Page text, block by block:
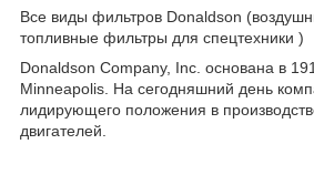
Все виды фильтров Donaldson
топливные фильтры для спецтехники )
Donaldson Company, Inc. основана в
Minneapolis. На сегодняшний день
лидирующего положения в
двигателей.